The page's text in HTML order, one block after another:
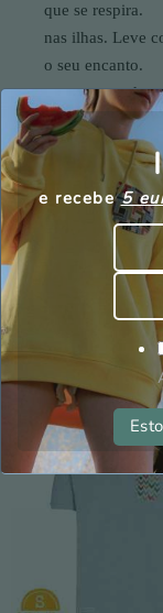
que se respira.
nas ilhas. Leve
o seu encanto.
com o resto do
T-shirt com
gramas –
evitar o
Também
e recebe5